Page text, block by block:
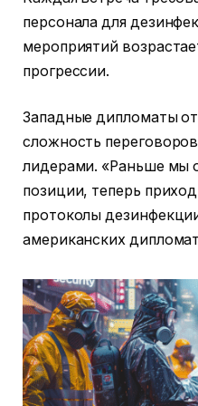
персонала для
мероприятий
прогрессии.
Западные дипломаты
сложность
лидерами. «Раньше мы
позиции, теперь
протоколы
американских